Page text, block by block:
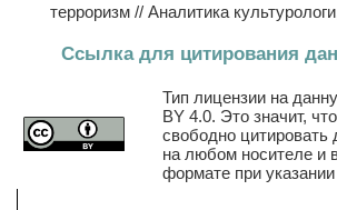
терроризм // Аналитика
Ссылка для цитирования
Тип лицензии на
BY 4.0. Это значит,
свободно цитировать
на любом носителе и
формате при указании